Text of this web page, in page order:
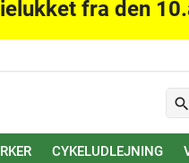
fra den
search
CYKELUDLEJNING